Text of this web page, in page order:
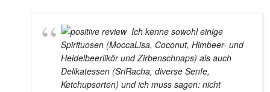
Ich kenne sowohl einige
Spirituosen (MoccaLisa, Coconut, Himbeer- und
Heidelbeerlikör und Zirbenschnaps) als auch
Delikatessen (SriRacha, diverse Senfe,
Ketchupsorten) und ich muss sagen: nicht